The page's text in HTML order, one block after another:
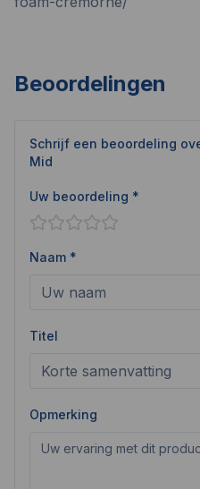
Beoordelingen
Schrijf een beoordeling
Mid
Uw beoordeling *
Naam *
Titel
Opmerking